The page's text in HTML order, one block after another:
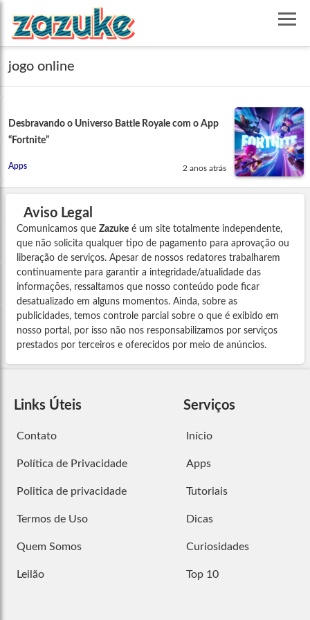
jogo online
Desbravando o Universo Battle Royale com o App
“Fortnite”
Apps 2 anos atrás
Aviso Legal
Comunicamos que Zazuke é um site totalmente independente,
que não solicita qualquer tipo de pagamento para aprovação ou
liberação de serviços. Apesar de nossos redatores trabalharem
continuamente para garantir a integridade/atualidade das
informações, ressaltamos que nosso conteúdo pode ficar
desatualizado em alguns momentos. Ainda, sobre as
publicidades, temos controle parcial sobre o que é exibido em
nosso portal, por isso não nos responsabilizamos por serviços
prestados por terceiros e oferecidos por meio de anúncios.
Links Úteis
Contato
Política de Privacidade
Politica de privacidade
Termos de Uso
Quem Somos
Leilão
Serviços
Início
Apps
Tutoriais
Dicas
Curiosidades
Top 10